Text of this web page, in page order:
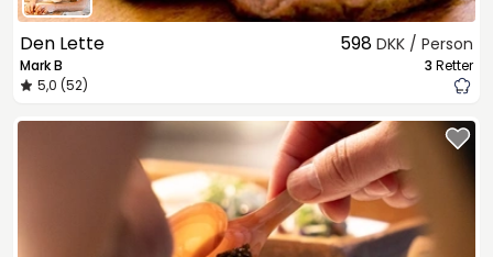
Den Lette
Mark B
5,0 (52)
598 DKK / Person
3 Retter